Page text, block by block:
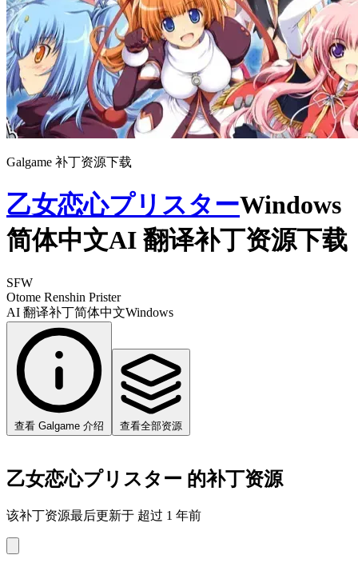
Galgame 补丁资源下载
乙女恋心プリスターWindows
简体中文AI 翻译补丁资源下载
SFW
Otome Renshin Prister
AI 翻译补丁简体中文Windows
查看 Galgame 介绍 查看全部资源
乙女恋心プリスター 的补丁资源
该补丁资源最后更新于 超过 1 年前